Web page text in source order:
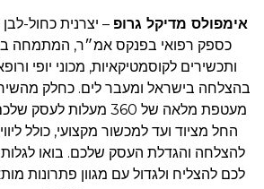
אימפולס מדיקל גרופ – יצרנית כחול-
כספק רפואי בפנקס אמ״ר, המתמחה
ותכשירים לקוסמטיקאיות, מכוני יופי
בהצלחה בישראל ומעבר לים. כחלק
מעטפת מלאה של 360
החל מציוד ועד למכשור מקצועי, כולל
להצלחה והגדלת העסק שלכם. בואו לגלות
לכם להצליח ולגדול עם מגוון פתרונות